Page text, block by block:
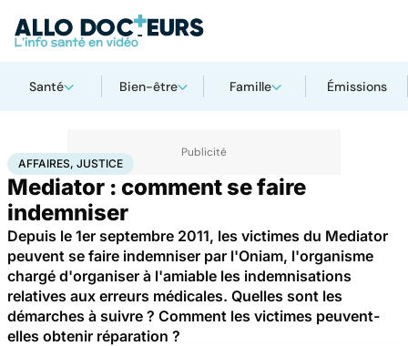
Santé Bien-être Famille Émissions
AccueilSantéSociétéJustice Affaires, justice
AFFAIRES, JUSTICE
Mediator : comment se faire
indemniser
Depuis le 1er septembre 2011, les victimes du Mediator
peuvent se faire indemniser par l'Oniam, l'organisme
chargé d'organiser à l'amiable les indemnisations
relatives aux erreurs médicales. Quelles sont les
démarches à suivre ? Comment les victimes peuvent-
elles obtenir réparation ?